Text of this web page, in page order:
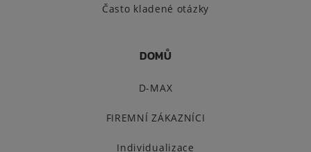
Často kladené otázky
DOMŮ
D-MAX
FIREMNÍ ZÁKAZNÍCI
Individualizace